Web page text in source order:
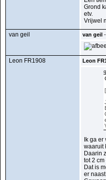
Grond
etv.
Vrijwel
van geil
van geil
Leon FR1908 Leon
Ik ga
waaruit
Daarin
tot 2 cm
Dat is
er